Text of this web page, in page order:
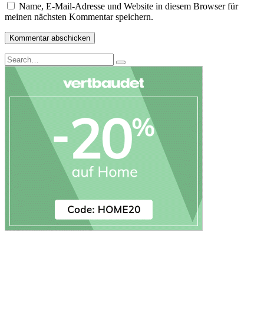
Name, E-Mail-Adresse und Website in diesem Browser für
meinen nächsten Kommentar speichern.
Search
for:
Search